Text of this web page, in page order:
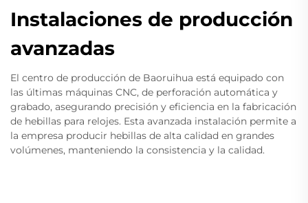
Instalaciones de producción
avanzadas
El centro de producción de Baoruihua está equipado con
las últimas máquinas CNC, de perforación automática y
grabado, asegurando precisión y eficiencia en la fabricación
de hebillas para relojes. Esta avanzada instalación permite a
la empresa producir hebillas de alta calidad en grandes
volúmenes, manteniendo la consistencia y la calidad.